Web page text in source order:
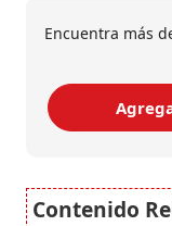
Encuentra más